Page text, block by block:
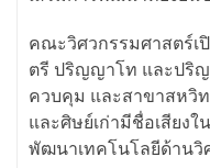
คณะวิศวกรรมศาสตร์
ตรี ปริญญาโท และปริ
ควบคุม และสาขาสหวิ
และศิษย์เก่ามีชื่อเสียง
พัฒนาเทคโนโลยีด้านวิ